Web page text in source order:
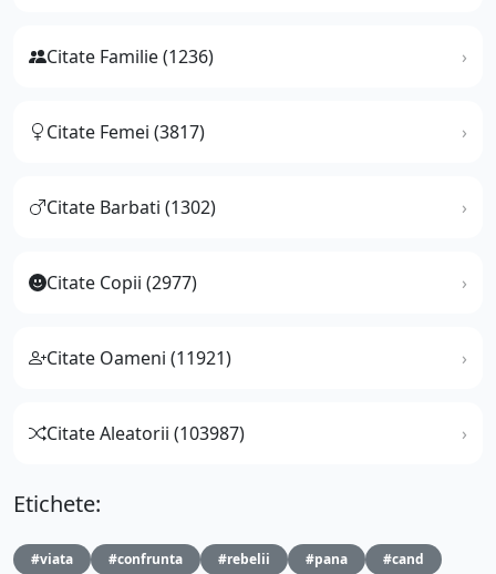
Citate Familie (1236)
Citate Femei (3817)
Citate Barbati (1302)
Citate Copii (2977)
Citate Oameni (11921)
Citate Aleatorii (103987)
Etichete:
#viata #confrunta #rebelii #pana
#cand